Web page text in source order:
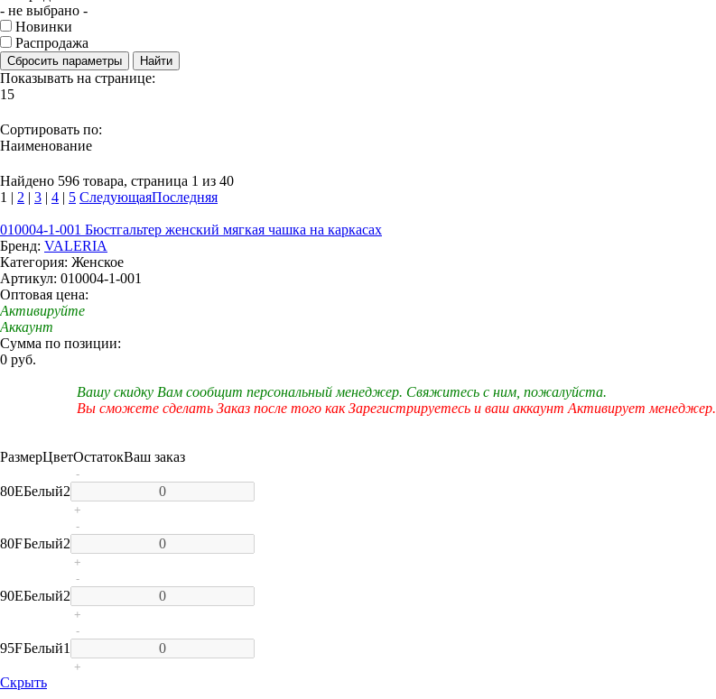
- не выбрано -
Новинки
Распродажа
Сбросить параметры Найти
Показывать на странице:
15
Сортировать по:
Наименование
Найдено 596 товара, страница 1 из 40
1 | 2 | 3 | 4 | 5 СледующаяПоследняя
010004-1-001 Бюстгальтер женский мягкая чашка на каркасах
Бренд: VALERIA
Категория: Женское
Артикул: 010004-1-001
Оптовая цена:
Активируйте
Аккаунт
Сумма по позиции:
0 руб.
Вашу скидку Вам сообщит персональный менеджер. Свяжитесь с ним, пожалуйста.
Вы сможете сделать Заказ после того как Зарегистрируетесь и ваш аккаунт Активирует менеджер.
РазмерЦветОстатокВаш заказ
80EБелый2
-
+
80FБелый2
-
+
90EБелый2
-
+
95FБелый1
-
+
Скрыть